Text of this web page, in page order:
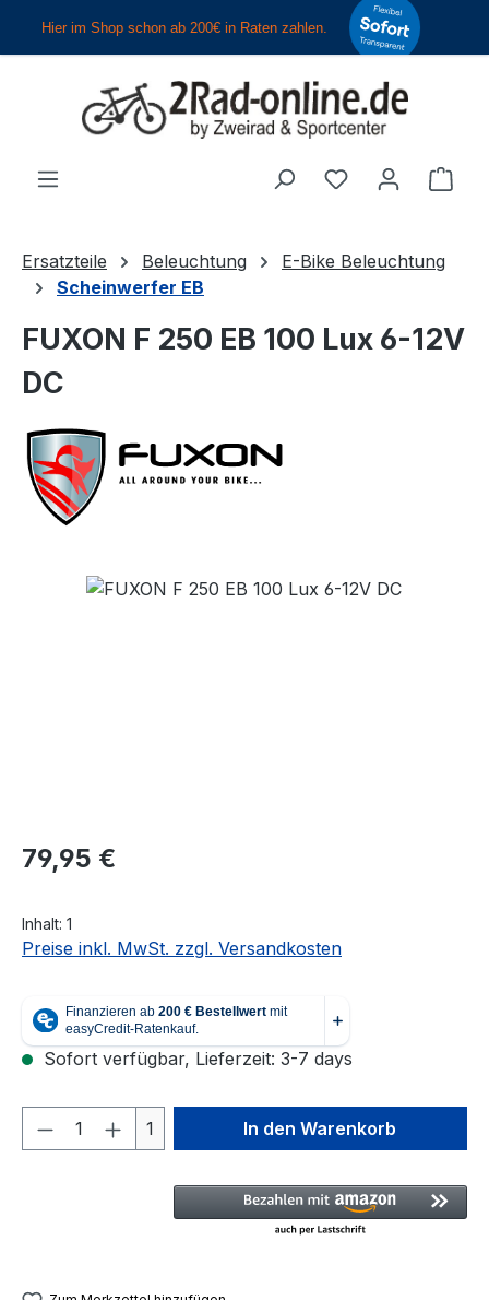
Zum Hauptinhalt springen
Du hast 0
Ersatzteile Beleuchtung
E-Bike Beleuchtung
Scheinwerfer EB
FUXON F 250 EB 100 Lux 6-12V
DC
Regulärer Preis:
79,95 €
Inhalt: 1
Preise inkl. MwSt. zzgl. Versandkosten
Sofort verfügbar, Lieferzeit: 3-7 days
Produkt Anzahl: Gib den
1 In den Warenkorb